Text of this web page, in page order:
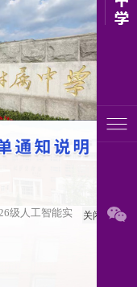
科学院
级人工智能实